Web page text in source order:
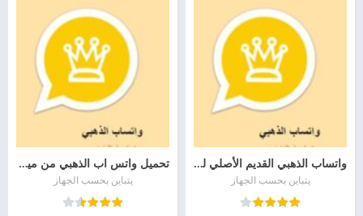
واتساب الذهبي القديم الأصلي للاجهزة الضعيفة 2026 Whatsapp Gold
يتباين بحسب الجهاز
تحميل واتس اب الذهبي من ميديا فاير WHATSAPP GOLD
يتباين بحسب الجهاز